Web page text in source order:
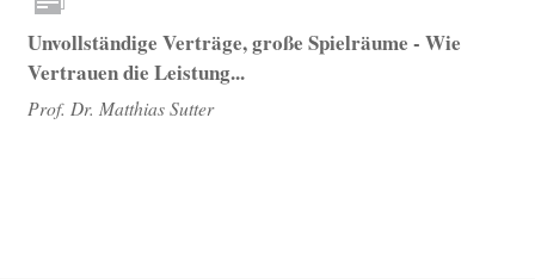
Unvollständige Verträge, große Spielräume - Wie
Vertrauen die Leistung...
Prof. Dr. Matthias Sutter